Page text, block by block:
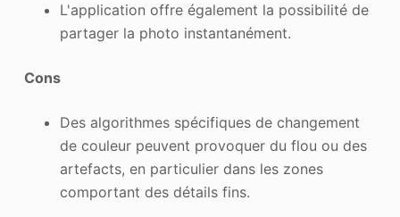
L'application offre également la possibilité de
partager la photo instantanément.
Cons
Des algorithmes spécifiques de changement
de couleur peuvent provoquer du flou ou des
artefacts, en particulier dans les zones
comportant des détails fins.